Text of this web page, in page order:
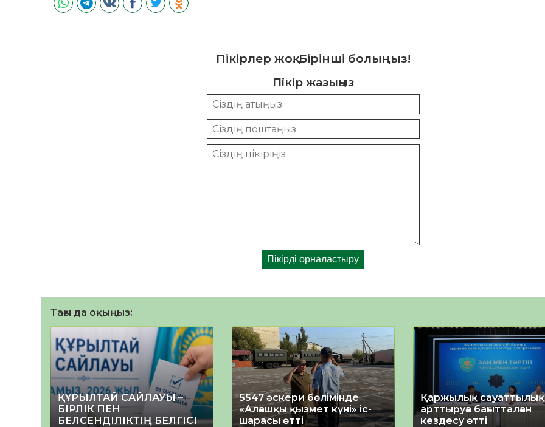
Пікірлер жоқ. Бірінші болыңыз!
Пікір жазыңыз
Тағы да оқыңыз:
ҚҰРЫЛТАЙ САЙЛАУЫ –
БІРЛІК ПЕН
БЕЛСЕНДІЛІКТІҢ БЕЛГІСІ
5547 әскери бөлімінде
«Алғашқы қызмет күні» іс-
шарасы өтті
Қаржылық
арттыруға бағытталған
кездесу өтті